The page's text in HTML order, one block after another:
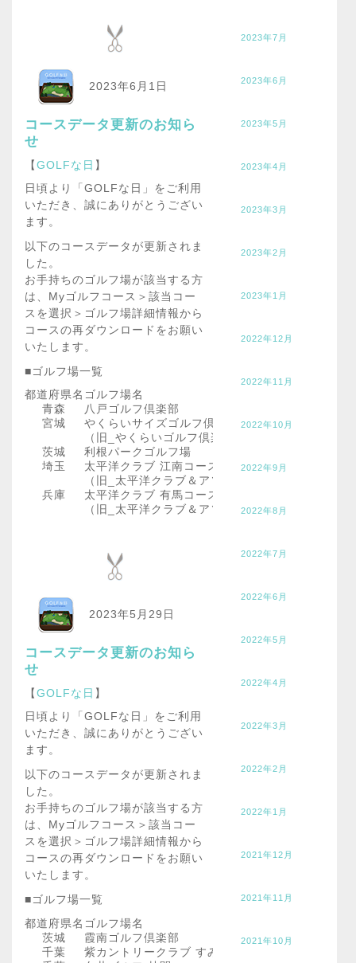
2023年6月1日
コースデータ更新のお知ら
せ
【GOLFな日 】
日頃より「GOLFな日」をご利用
いただき、誠にありがとうござい
ます。
以下のコースデータが更新されま
した。
お手持ちのゴルフ場が該当する方
は、Myゴルフコース＞該当コー
スを選択＞ゴルフ場詳細情報から
コースの再ダウンロードをお願い
いたします。
■ゴルフ場一覧
都道府県名 ゴルフ場名
青森
八戸ゴルフ倶楽部
宮城
やくらいサイズゴルフ倶楽部
（旧_やくらいゴルフ倶楽部）
茨城
利根パークゴルフ場
埼玉
太平洋クラブ 江南コース
（旧_太平洋クラブ＆アソシエイツ江南コース）
兵庫
太平洋クラブ 有馬コース
（旧_太平洋クラブ＆アソシエイツ有馬コース）
2023年5月29日
コースデータ更新のお知ら
せ
【GOLFな日 】
日頃より「GOLFな日」をご利用
いただき、誠にありがとうござい
ます。
以下のコースデータが更新されま
した。
お手持ちのゴルフ場が該当する方
は、Myゴルフコース＞該当コー
スを選択＞ゴルフ場詳細情報から
コースの再ダウンロードをお願い
いたします。
■ゴルフ場一覧
都道府県名 ゴルフ場名
茨城
霞南ゴルフ倶楽部
千葉
紫カントリークラブ すみれコース
2023年7月
2023年6月
2023年5月
2023年4月
2023年3月
2023年2月
2023年1月
2022年12月
2022年11月
2022年10月
2022年9月
2022年8月
2022年7月
2022年6月
2022年5月
2022年4月
2022年3月
2022年2月
2022年1月
2021年12月
2021年11月
2021年10月